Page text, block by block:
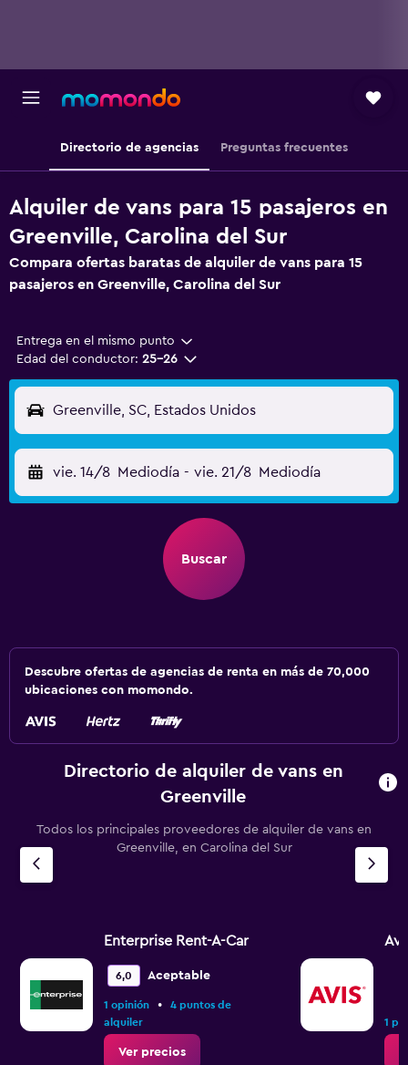
Directorio de agencias Preguntas frecuentes
Alquiler de vans para 15 pasajeros en
Greenville, Carolina del Sur
Compara ofertas baratas de alquiler de vans para 15
pasajeros en Greenville, Carolina del Sur
Entrega en el mismo punto
Edad del conductor: 25-26
Greenville, SC, Estados Unidos
vie. 14/8 Mediodía - vie. 21/8 Mediodía
Buscar
Descubre ofertas de agencias de renta en más de 70,000
ubicaciones con momondo.
Directorio de alquiler de vans en
Greenville
Todos los principales proveedores de alquiler de vans en
Greenville, en Carolina del Sur
Enterprise Rent-A-Car
6,0 Aceptable
1 opinión •
4 puntos de
alquiler
Ver precios
1